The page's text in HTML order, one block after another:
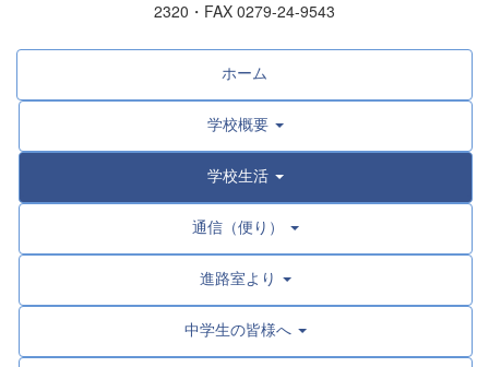
2320・FAX 0279-24-9543
ホーム
学校概要
学校生活
通信（便り）
進路室より
中学生の皆様へ